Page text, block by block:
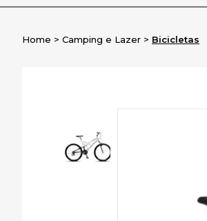
Home Camping e Lazer Bicicletas